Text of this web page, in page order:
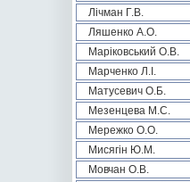
Лічман Г.В.
Ляшенко А.О.
Маріковський О.В.
Марченко Л.І.
Матусевич О.Б.
Мезенцева М.С.
Мережко О.О.
Мисягін Ю.М.
Мовчан О.В.